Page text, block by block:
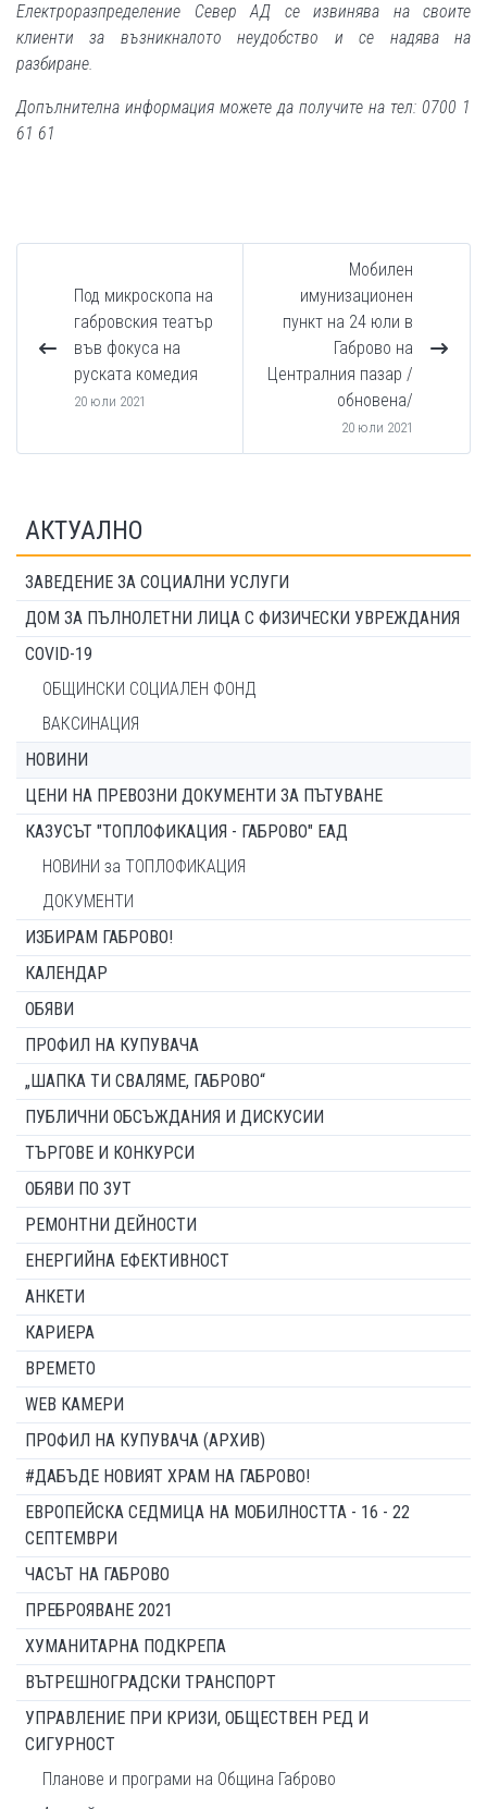
Електроразпределение Север АД се извинява на своите
клиенти за възникналото неудобство и се надява на
разбиране.
Допълнителна информация можете да получите на тел: 0700 1
61 61
Под микроскопа на
габровския театър
във фокуса на
руската комедия
20 юли 2021
Мобилен
имунизационен
пункт на 24 юли в
Габрово на
Централния пазар /
обновена/
20 юли 2021
АКТУАЛНО
ЗАВЕДЕНИЕ ЗА СОЦИАЛНИ УСЛУГИ
ДОМ ЗА ПЪЛНОЛЕТНИ ЛИЦА С ФИЗИЧЕСКИ УВРЕЖДАНИЯ
COVID-19
ОБЩИНСКИ СОЦИАЛЕН ФОНД
ВАКСИНАЦИЯ
НОВИНИ
ЦЕНИ НА ПРЕВОЗНИ ДОКУМЕНТИ ЗА ПЪТУВАНЕ
КАЗУСЪТ "ТОПЛОФИКАЦИЯ - ГАБРОВО" ЕАД
НОВИНИ за ТОПЛОФИКАЦИЯ
ДОКУМЕНТИ
ИЗБИРАМ ГАБРОВО!
КАЛЕНДАР
ОБЯВИ
ПРОФИЛ НА КУПУВАЧА
„ШАПКА ТИ СВАЛЯМЕ, ГАБРОВО“
ПУБЛИЧНИ ОБСЪЖДАНИЯ И ДИСКУСИИ
ТЪРГОВЕ И КОНКУРСИ
ОБЯВИ ПО ЗУТ
РЕМОНТНИ ДЕЙНОСТИ
ЕНЕРГИЙНА ЕФЕКТИВНОСТ
АНКЕТИ
КАРИЕРА
ВРЕМЕТО
WEB КАМЕРИ
ПРОФИЛ НА КУПУВАЧА (АРХИВ)
#ДАБЪДЕ НОВИЯТ ХРАМ НА ГАБРОВО!
ЕВРОПЕЙСКА СЕДМИЦА НА МОБИЛНОСТТА - 16 - 22
СЕПТЕМВРИ
ЧАСЪТ НА ГАБРОВО
ПРЕБРОЯВАНЕ 2021
ХУМАНИТАРНА ПОДКРЕПА
ВЪТРЕШНОГРАДСКИ ТРАНСПОРТ
УПРАВЛЕНИЕ ПРИ КРИЗИ, ОБЩЕСТВЕН РЕД И
СИГУРНОСТ
Планове и програми на Община Габрово